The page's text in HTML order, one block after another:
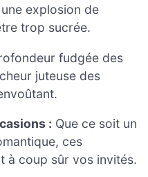
explosion de
trop sucrée.
fudgée des
juteuse des
: Que ce soit un
ces
à coup sûr vos invités.